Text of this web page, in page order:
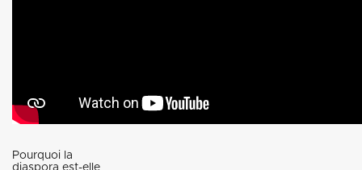
Conceiçao
Expert en
Pourquoi la
diaspora est-elle